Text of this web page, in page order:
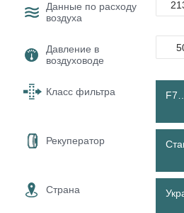
Данные по расходу
воздуха
Давление в
воздуховоде
Класс фильтра
Рекуператор
Страна